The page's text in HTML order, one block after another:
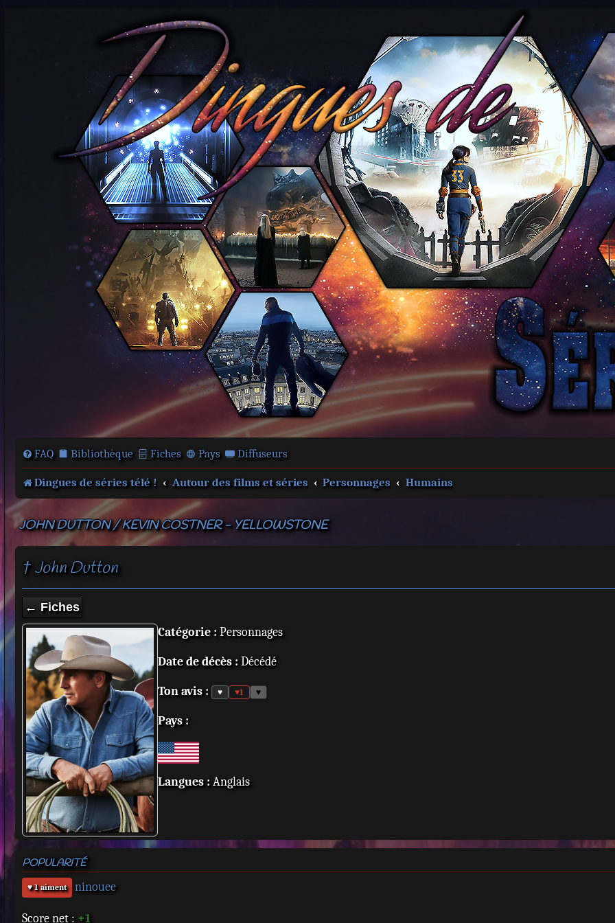
FAQ Bibliothèque Fiches Pays Diffuseurs
Dingues de séries télé ! Autour des films et séries Personnages Humains
JOHN DUTTON / KEVIN COSTNER - YELLOWSTONE
† John Dutton
← Fiches
Catégorie : Personnages
Date de décès : Décédé
Ton avis : ♥ ♥1 ♥
Pays :
Langues : Anglais
POPULARITÉ
♥ 1 aiment ninouee
Score net : +1